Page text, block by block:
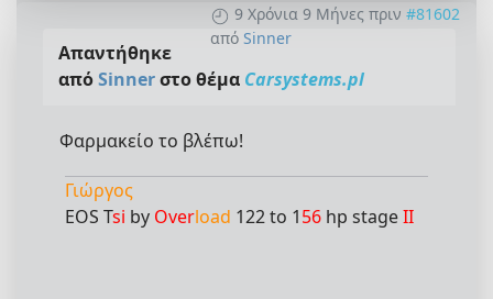
9 Χρόνια 9 Μήνες πριν #81602
από Sinner
Απαντήθηκε
απόSinnerστο θέμα Carsystems.pl
Φαρμακείο το βλέπω!
Γιώργος
EOS Tsi by Overload 122 to 156 hp stageII